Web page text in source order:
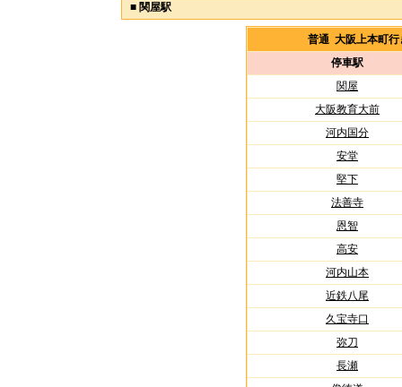
■ 関屋駅
普通 大阪上本町
停車駅
関屋
大阪教育大前
河内国分
安堂
堅下
法善寺
恩智
高安
河内山本
近鉄八尾
久宝寺口
弥刀
長瀬